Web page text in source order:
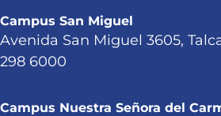
Campus San Miguel
Avenida San Miguel 3605,
298 6000
Campus Nuestra Señora del